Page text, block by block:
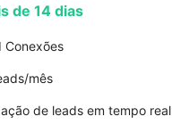
de 14 dias
Conexões
mês
de leads em tempo real